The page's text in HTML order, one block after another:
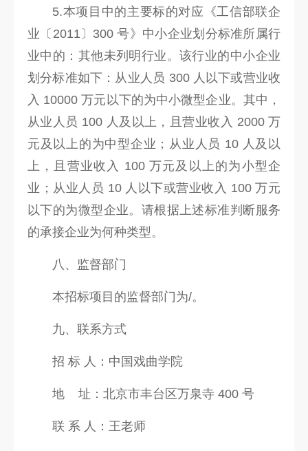
5.本项目中的主要标的对应《工信部联企
业〔2011〕300 号》中小企业划分标准所属行
业中的：其他未列明行业。该行业的中小企业
划分标准如下：从业人员 300 人以下或营业收
入 10000 万元以下的为中小微型企业。其中，
从业人员 100 人及以上，且营业收入 2000 万
元及以上的为中型企业；从业人员 10 人及以
上，且营业收入 100 万元及以上的为小型企
业；从业人员 10 人以下或营业收入 100 万元
以下的为微型企业。请根据上述标准判断服务
的承接企业为何种类型。
八、监督部门
本招标项目的监督部门为/。
九、联系方式
招 标 人：中国戏曲学院
地 址：北京市丰台区万泉寺 400 号
联 系 人：王老师